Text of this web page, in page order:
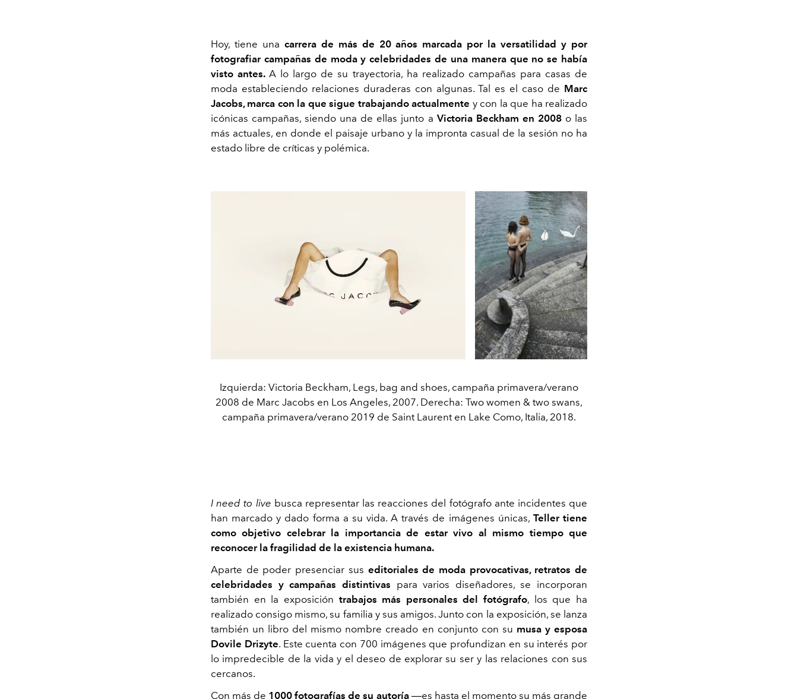
Hoy, tiene una carrera de más de 20 años marcada por la versatilidad y por
fotografiar campañas de moda y celebridades de una manera que no se había
visto antes.A lo largo de su trayectoria, ha realizado campañas para casas de
moda estableciendo relaciones duraderas con algunas. Tal es el caso de Marc
Jacobs, marca con la que sigue trabajando actualmente y con la que ha realizado
icónicas campañas, siendo una de ellas junto a Victoria Beckham en 2008 o las
más actuales, en donde el paisaje urbano y la impronta casual de la sesión no ha
estado libre de críticas y polémica.
Izquierda: Victoria Beckham, Legs, bag and shoes, campaña primavera/verano
2008 de Marc Jacobs en Los Angeles, 2007. Derecha: Two women & two swans,
campaña primavera/verano 2019 de Saint Laurent en Lake Como, Italia, 2018.
I need to live busca representar las reacciones del fotógrafo ante incidentes que
han marcado y dado forma a su vida. A través de imágenes únicas, Teller tiene
como objetivo celebrar la importancia de estar vivo al mismo tiempo que
reconocer la fragilidad de la existencia humana.
Aparte de poder presenciar sus editoriales de moda provocativas, retratos de
celebridades y campañas distintivas para varios diseñadores, se incorporan
también en la exposición trabajos más personales del fotógrafo, los que ha
realizado consigo mismo, su familia y sus amigos. Junto con la exposición, se lanza
también un libro del mismo nombre creado en conjunto con su musa y esposa
Dovile Drizyte. Este cuenta con 700 imágenes que profundizan en su interés por
lo impredecible de la vida y el deseo de explorar su ser y las relaciones con sus
cercanos.
Con más de 1000 fotografías de su autoría ―es hasta el momento su más grande